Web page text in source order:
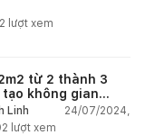
lượt xem
từ 2 thành 3
không gian
gái
Linh
24/07/2024,
lượt xem